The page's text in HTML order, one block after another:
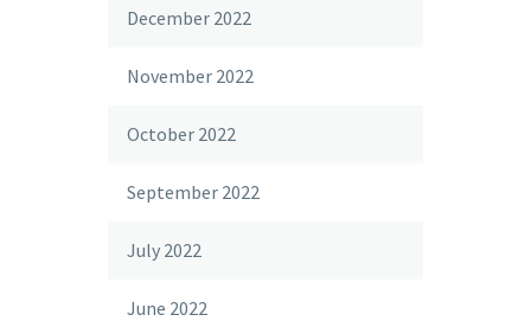
December 2022
November 2022
October 2022
September 2022
July 2022
June 2022